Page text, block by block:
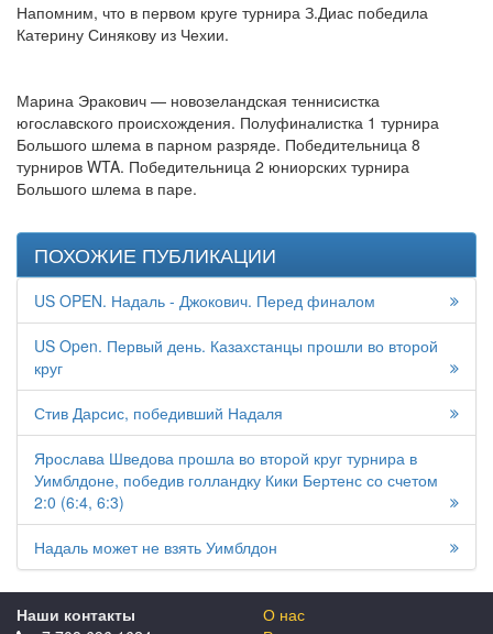
Напомним, что в первом круге турнира З.Диас победила
Катерину Синякову из Чехии.
Марина Эракович — новозеландская теннисистка
югославского происхождения. Полуфиналистка 1 турнира
Большого шлема в парном разряде. Победительница 8
турниров WTA. Победительница 2 юниорских турнира
Большого шлема в паре.
ПОХОЖИЕ ПУБЛИКАЦИИ
US OPEN. Надаль - Джокович. Перед финалом
US Open. Первый день. Казахстанцы прошли во второй
круг
Стив Дарсис, победивший Надаля
Ярослава Шведова прошла во второй круг турнира в
Уимблдоне, победив голландку Кики Бертенс со счетом
2:0 (6:4, 6:3)
Надаль может не взять Уимблдон
Наши контакты
О нас